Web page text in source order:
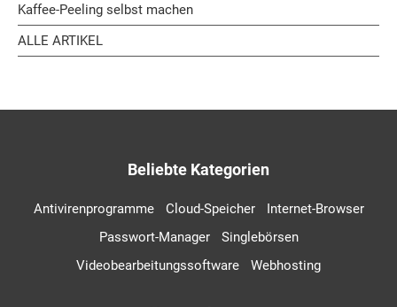
Kaffee-Peeling selbst machen
ALLE ARTIKEL
Beliebte Kategorien
Antivirenprogramme Cloud-Speicher
Internet-Browser
Passwort-Manager
Singlebörsen
Videobearbeitungssoftware
Webhosting